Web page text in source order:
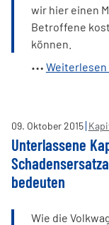
wir hier einen
Betroffene
können.
Weiterlesen
09. Oktober2015
Unterlassene
bedeuten
Wie die